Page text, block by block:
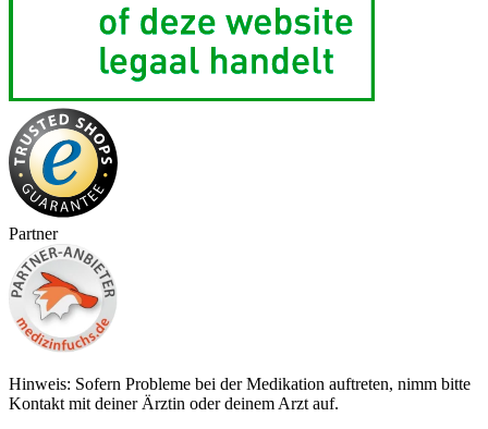
Partner
Hinweis: Sofern Probleme bei der Medikation auftreten, nimm bitte
Kontakt mit deiner Ärztin oder deinem Arzt auf.